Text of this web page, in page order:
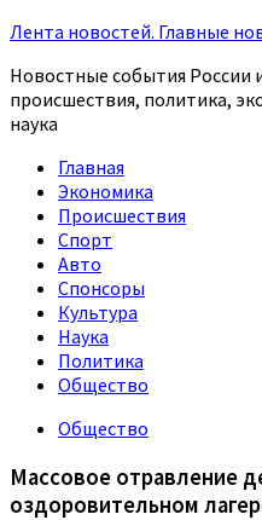
Лента новостей. Главные
Новостные события России
происшествия, политика,
наука
Главная
Экономика
Происшествия
Спорт
Авто
Спонсоры
Культура
Наука
Политика
Общество
Общество
Массовое отравление
оздоровительном